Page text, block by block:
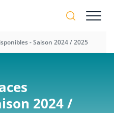
- Saison 2024 / 2025
2024 /